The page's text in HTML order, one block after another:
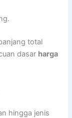
total
dasar harga
hingga jenis